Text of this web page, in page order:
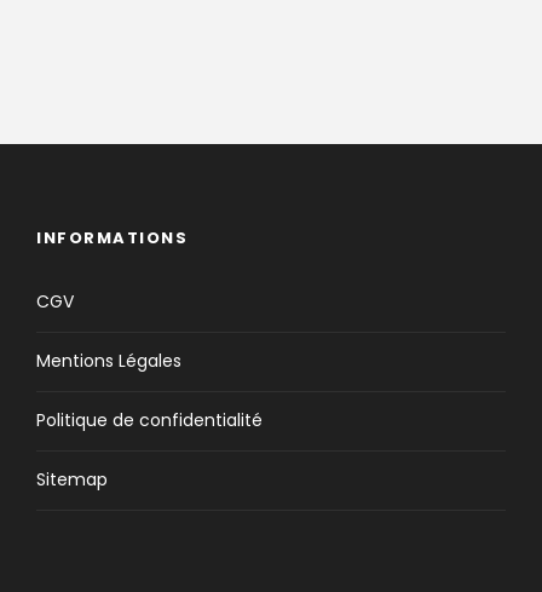
INFORMATIONS
CGV
Mentions Légales
Politique de confidentialité
Sitemap